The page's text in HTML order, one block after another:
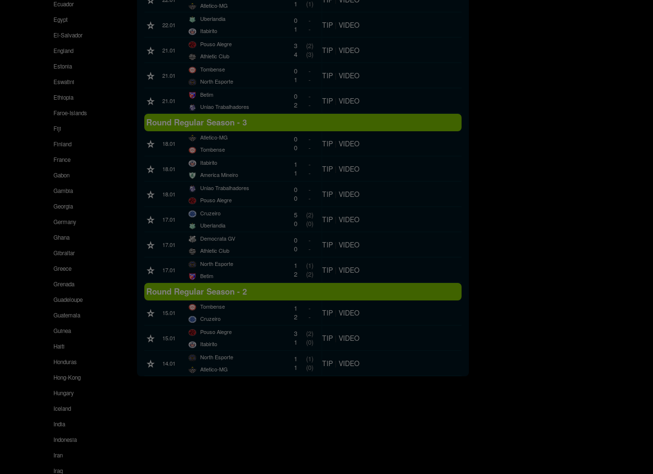
Ecuador
Egypt
El-Salvador
England
Estonia
Eswatini
Ethiopia
Faroe-Islands
Fiji
Finland
France
Gabon
Gambia
Georgia
Germany
Ghana
Gibraltar
Greece
Grenada
Guadeloupe
Guatemala
Guinea
Haiti
Honduras
Hong-Kong
Hungary
Iceland
India
Indonesia
Iran
Iraq
Atletico-MG
1
(1)
22.01
Uberlandia
Itabirito
0
1
-
-
TIP VIDEO
21.01
Pouso Alegre
Athletic Club
3
4
(2)
(3)
TIP VIDEO
21.01
Tombense
North Esporte
0
1
-
-
TIP VIDEO
21.01
Betim
Uniao Trabalhadores
0
2
-
-
TIP VIDEO
Round Regular Season - 3
18.01
Atletico-MG
Tombense
0
0
-
-
TIP VIDEO
18.01
Itabirito
America Mineiro
1
1
-
-
TIP VIDEO
18.01
Uniao Trabalhadores
Pouso Alegre
0
0
-
-
TIP VIDEO
17.01
Cruzeiro
Uberlandia
5
0
(2)
(0)
TIP VIDEO
17.01
Democrata GV
Athletic Club
0
0
-
-
TIP VIDEO
17.01
North Esporte
Betim
1
2
(1)
(2)
TIP VIDEO
Round Regular Season - 2
15.01
Tombense
Cruzeiro
1
2
-
-
TIP VIDEO
15.01
Pouso Alegre
Itabirito
3
1
(2)
(0)
TIP VIDEO
14.01
North Esporte
Atletico-MG
1
1
(1)
(0)
TIP VIDEO